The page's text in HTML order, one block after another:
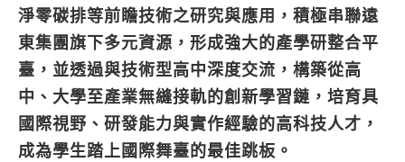
淨零碳排等前瞻技術之研究與應用，積極串聯遠
東集團旗下多元資源，形成強大的產學研整合平
臺，並透過與技術型高中深度交流，構築從高
中、大學至產業無縫接軌的創新學習鏈，培育具
國際視野、研發能力與實作經驗的高科技人才，
成為學生踏上國際舞臺的最佳跳板。